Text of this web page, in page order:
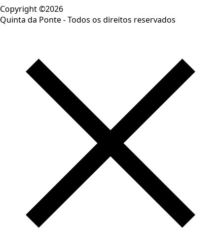
Copyright ©2026
Quinta da Ponte - Todos os direitos reservados